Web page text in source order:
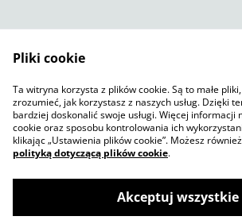
Polityka prywatności
SumUp
Polityka
Pliki cookie
Ta witryna korzysta z plików cookie. Są to małe
zrozumieć, jak korzystasz z naszych usług. Dzięki
bardziej doskonalić swoje usługi. Więcej informacji
cookie oraz sposobu kontrolowania ich
klikając „Ustawienia plików cookie”. Możesz
polityką dotyczącą plików cookie.
Akceptuj wszystkie